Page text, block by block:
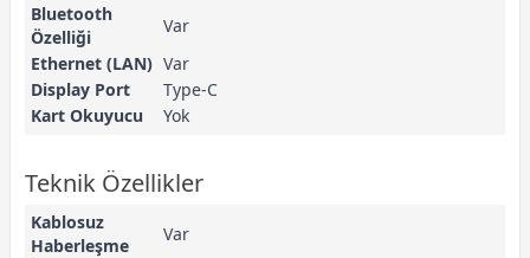
Bluetooth
Özelliği
Var
Ethernet (LAN) Var
Display Port
Type-C
Kart Okuyucu
Yok
Teknik Özellikler
Kablosuz
Haberleşme
Var